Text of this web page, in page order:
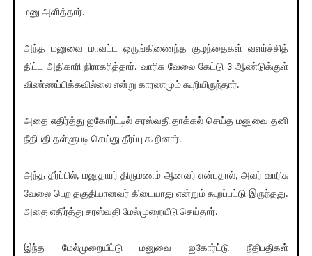
மனு அளித்தார்.
அந்த மனுவை மாவட்ட ஒருங்கிணைந்த குழந்தைகள் வளர்ச்சித்
திட்ட அதிகாரி நிராகரித்தார். வாரிசு வேலை கேட்டு 3 ஆண்டுக்குள்
விண்ணப்பிக்கவில்லை என்று காரணமும் கூறியிருந்தார்.
அதை எதிர்த்து ஐகோர்ட்டில் சரஸ்வதி தாக்கல் செய்த மனுவை தனி
நீதிபதி தள்ளுபடி செய்து தீர்ப்பு கூறினார்.
அந்த தீர்ப்பில், மனுதாரர் திருமணம் ஆனவர் என்பதால், அவர் வாரிசு
வேலை பெற தகுதியானவர் கிடையாது என்றும் கூறப்பட்டு இருந்தது.
அதை எதிர்த்து சரஸ்வதி மேல்முறையீடு செய்தார்.
இந்த மேல்முறையீட்டு மனுவை ஐகோர்ட்டு நீதிபதிகள்